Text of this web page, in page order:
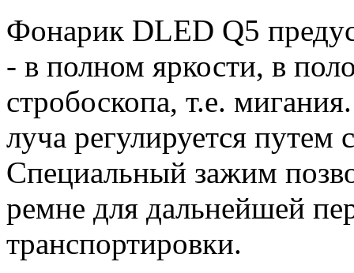
Фонарик DLED Q5
- в полном яркости, в
стробоскопа, т.е.
луча регулируется
Специальный зажим
ремне для дальнейшей
транспортировки.